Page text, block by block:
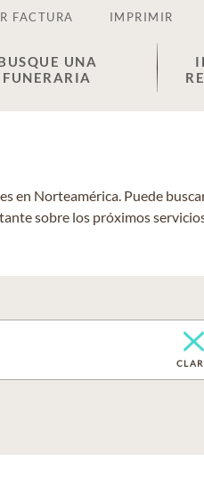
FACTURA IMPRIMIR
UNA
FUNERARIA
en Norteamérica. Puede
sobre los próximos